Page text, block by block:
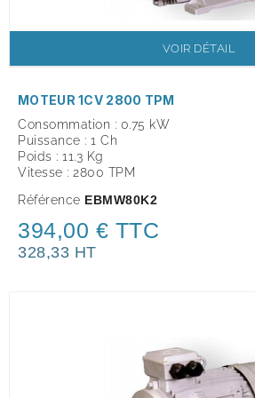
VOIR DÉTAIL
MOTEUR 1CV 2800 TPM
Consommation : 0.75 kW
Puissance : 1 Ch
Poids : 11.3 Kg
Vitesse : 2800 TPM
Référence EBMW80K2
394,00 € TTC
328,33 HT